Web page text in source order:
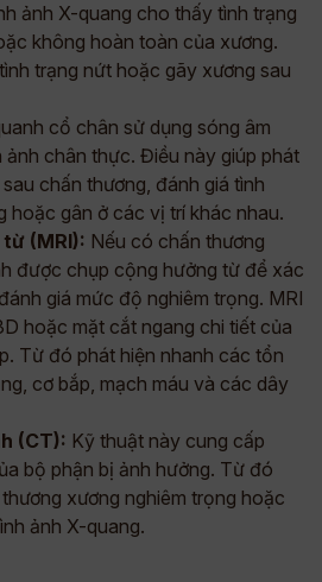
ảnh X-quang cho thấy tình trạng
không hoàn toàn của xương.
trạng nứt hoặc gãy xương sau
cổ chân sử dụng sóng âm
ảnh chân thực. Điều này giúp phát
chấn thương, đánh giá tình
hoặc gân ở các vị trí khác nhau.
(MRI): Nếu có chấn thương
được chụp cộng hưởng từ để xác
giá mức độ nghiêm trọng. MRI
hoặc mặt cắt ngang chi tiết của
Từ đó phát hiện nhanh các tổn
cơ bắp, mạch máu và các dây
(CT): Kỹ thuật này cung cấp
bộ phận bị ảnh hưởng. Từ đó
xương nghiêm trọng hoặc
ảnh X-quang.